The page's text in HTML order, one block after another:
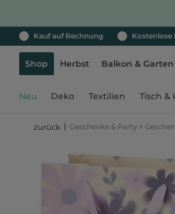
Kauf auf Rechnung Kostenlose
Shop Herbst Balkon & Garten
Neu Deko Textilien Tisch &
zurück Geschenke & Party ›